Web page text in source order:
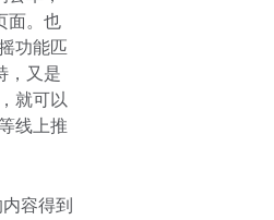
面。也
功能匹
，又是
就可以
线上推
容得到